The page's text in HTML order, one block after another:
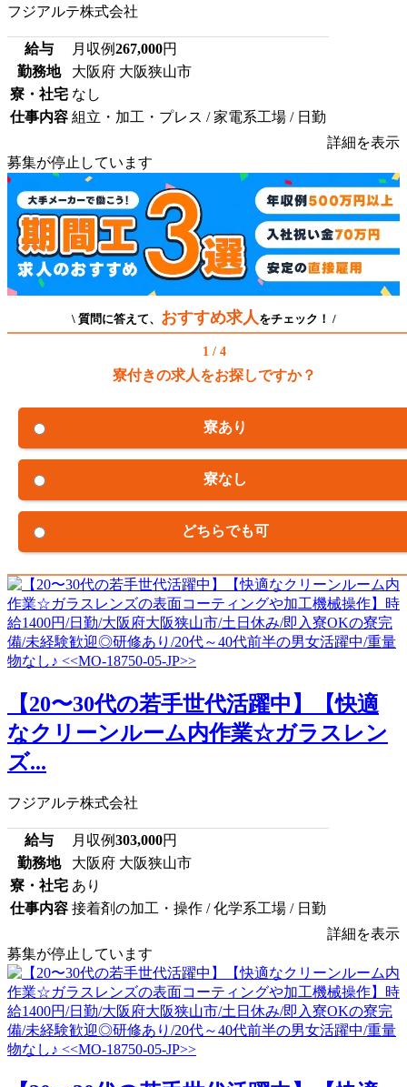
フジアルテ株式会社
給与 月収例267,000円
勤務地
大阪府 大阪狭山市
寮・社宅 なし
仕事内容 組立・加工・プレス / 家電系工場 / 日勤
詳細を表示
募集が停止しています
\ 質問に答えて、 おすすめ求人 をチェック！ /
1 / 4
寮付きの求人をお探しですか？
寮あり
寮なし
どちらでも可
【20〜30代の若手世代活躍中】【快適
なクリーンルーム内作業☆ガラスレン
ズ...
フジアルテ株式会社
給与 月収例303,000円
勤務地
大阪府 大阪狭山市
寮・社宅 あり
仕事内容 接着剤の加工・操作 / 化学系工場 / 日勤
詳細を表示
募集が停止しています